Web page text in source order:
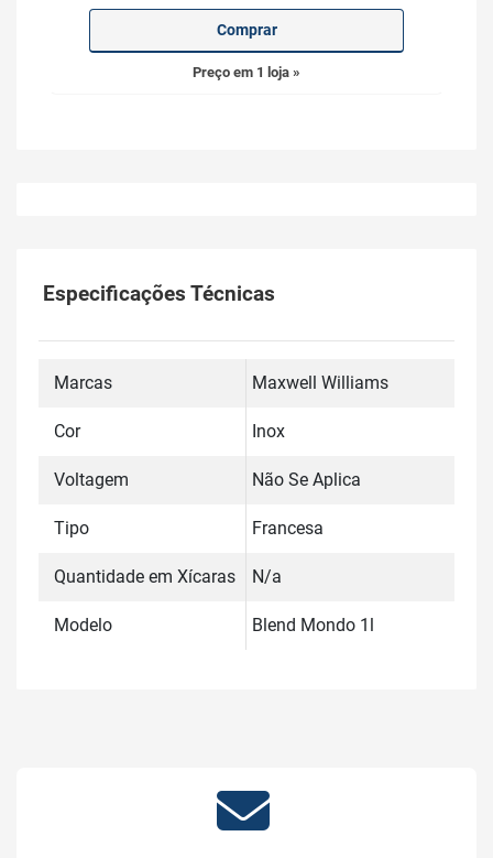
Comprar
Preço em 1 loja »
Especificações Técnicas
Marcas Maxwell Williams
Cor Inox
Voltagem Não Se Aplica
Tipo Francesa
Quantidade em Xícaras N/a
Modelo Blend Mondo 1l